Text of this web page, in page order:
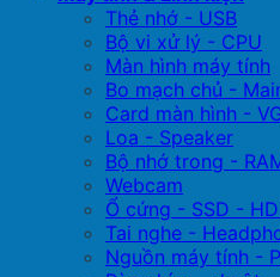
Thẻ nhớ - USB
Bộ vi xử lý - CPU
Màn hình máy tính
Bo mạch chủ -
Card màn hình -
Loa - Speaker
Bộ nhớ trong -
Webcam
Ổ cứng - SSD -
Tai nghe -
Nguồn máy tính -